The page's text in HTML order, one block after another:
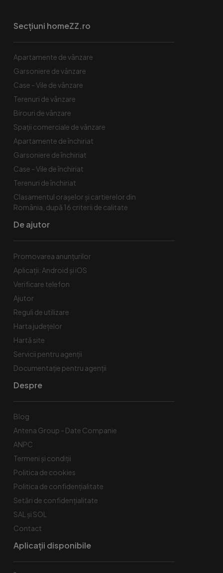
Secțiuni homeZZ.ro
Apartamente de vânzare
Garsoniere de vânzare
Case - Vile de vânzare
Terenuri de vânzare
Birouri de vânzare
Spaţii comerciale de vânzare
Apartamente de închiriat
Garsoniere de închiriat
Case - Vile de închiriat
Terenuri de închiriat
Clasamentul orașelor și cartierelor din
România, după 16 criterii de calitate
De ajutor
Promovarea anunțurilor
Aplicații: Android și iOS
Verificare telefon
Ajutor
Reguli de utilizare
Harta județelor
Hartă site
Servicii pentru agenții
Documentație pentru agenții
Despre
Blog
Antena Group - Date Companie
ANPC
Termeni și condiții
Politica de cookies
Politica de confidențialitate
Setări de confidențialitate
SAL și SOL
Contact
Aplicații disponibile